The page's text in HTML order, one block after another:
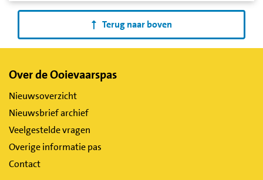
Terug naar boven
Belangrijke
links
Over de Ooievaarspas
Nieuwsoverzicht
Nieuwsbrief archief
Veelgestelde vragen
Overige informatie pas
Contact